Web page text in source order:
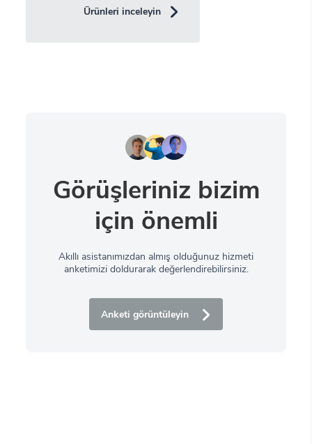
Ürünleri inceleyin
Görüşleriniz bizim
için önemli
Akıllı asistanımızdan almış olduğunuz hizmeti
anketimizi doldurarak değerlendirebilirsiniz.
Anketi görüntüleyin